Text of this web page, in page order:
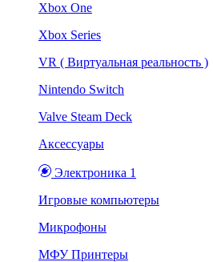
Xbox One
Xbox Series
VR ( Виртуальная реальность )
Nintendo Switch
Valve Steam Deck
Аксессуары
Электроника 1
Игровые компьютеры
Микрофоны
МФУ Принтеры